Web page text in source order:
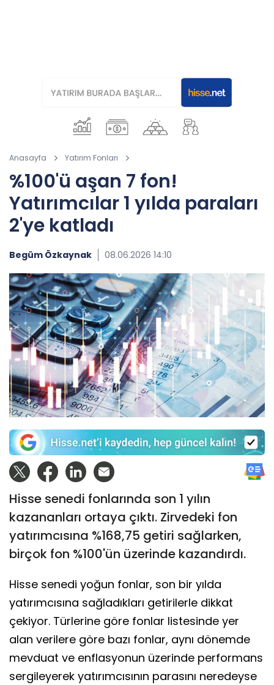
Anasayfa Yatırım Fonları
%100'ü aşan 7 fon!
Yatırımcılar 1 yılda paraları
2'ye katladı
Begüm Özkaynak 08.06.2026 14:10
Hisse senedi fonlarında son 1 yılın
kazananları ortaya çıktı. Zirvedeki fon
yatırımcısına %168,75 getiri sağlarken,
birçok fon %100'ün üzerinde kazandırdı.
Hisse senedi yoğun fonlar, son bir yılda
yatırımcısına sağladıkları getirilerle dikkat
çekiyor. Türlerine göre fonlar listesinde yer
alan verilere göre bazı fonlar, aynı dönemde
mevduat ve enflasyonun üzerinde performans
sergileyerek yatırımcısının parasını neredeyse